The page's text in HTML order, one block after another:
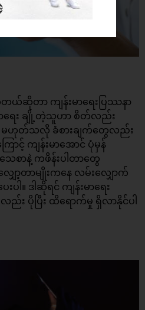
ဆိုတာ ကျန်းမာရေးပြဿနာ
ာရေး ချို့တဲ့သူဟာ စိတ်လည်း
ာ မဟုတ်သလို ခံစားချက်တွေလည်း
ောင့် ကျန်းမာအောင် ပုံမှန်
ေစာနဲ့ ကဖိန်းပါတာတွေ
ျှော့တာမျိုးကနေ လမ်းလျှောက်
ါ။ ဒါဆိုရင် ကျန်းမာရေး
ည်း ပိုပြီး ထိရောက်မှု ရှိလာနိုင်ပါ